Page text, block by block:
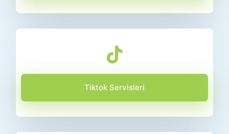
Tiktok Servisleri